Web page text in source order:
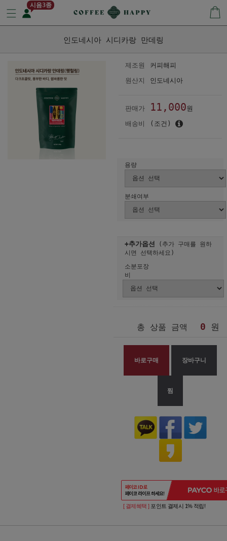
시음3종
인도네시아 시디카랑 만데링
제조원
커피해피
원산지
인도네시아
판매가 11,000원
배송비
(조건)
용량
분쇄여부
+추가옵션
(추가 구매를 원하
시면 선택하세요)
소분포장
비
총 상품 금액 0 원
바로구매 장바구니
찜
[ 결제혜택 ] 포인트 결제시 1% 적립!